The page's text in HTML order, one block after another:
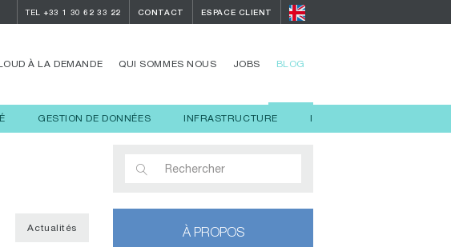
TEL +33 1 30 62 33 22 CONTACT ESPACE CLIENT
À LA DEMANDE QUI SOMMES NOUS JOBS BLOG
GESTION DE DONNÉES INFRASTRUCTURE INTELLIGENCE
Actualités À PROPOS